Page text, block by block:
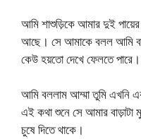
আমি শাশুড়িকে আমার দুই পায়ের
আছে। সে আমাকে বলল আমি
কেউ হয়তো দেখে ফেলতে পারে।
আমি বললাম আম্মা তুমি এখনি
এই কথা শুনে সে আমার বাড়াটা
চুষে দিতে থাকে।